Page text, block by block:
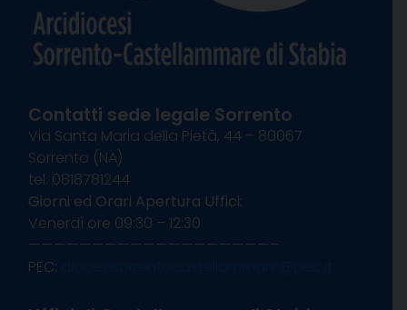
Contatti sede legale Sorrento
Via Santa Maria della Pietà, 44 – 80067
Sorrento (NA)
tel. 0818781244
Giorni ed Orari Apertura Uffici:
Venerdì ore 09:30 – 12:30
———————————————————–
PEC: